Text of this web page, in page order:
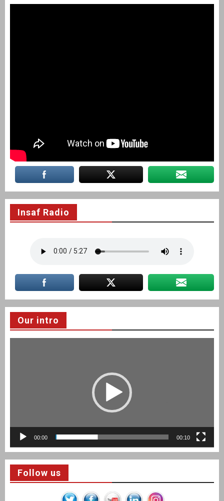
Insaf Radio
Our intro
00:00 00:10
Follow us